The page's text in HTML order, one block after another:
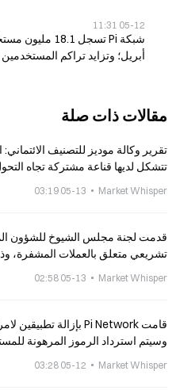
05-12 11:31
أبريل؛ وتزايد تراكم
مقالات ذات صلة
تقرير وكالة موديز للتصنيف
Market Whisper
05-13 03:19
تشريعي متعلق بالعملات المشفرة،
Market Whisper
05-13 02:58
وسيتم استرداد الرموز المرهونة
Market Whisper
05-12 03:28